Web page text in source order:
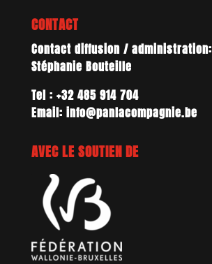
CONTACT
Contact diffusion / administration:
Stéphanie Bouteille
Tel : +32 485 914 704
Email: info@panlacompagnie.be
AVEC LE SOUTIEN DE